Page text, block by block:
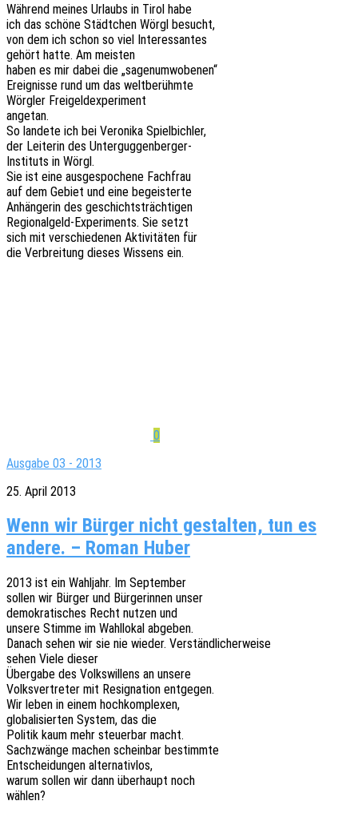
Während meines Urlaubs in Tirol habe
ich das schöne Städt­chen Wörgl besucht,
von dem ich schon so viel Interessantes
gehört hatte. Am meisten
haben es mir dabei die „sagen­um­wo­be­nen“
Ereig­nis­se rund um das weltberühmte
Wörg­ler Freigeldexperiment
angetan.
So lande­te ich bei Vero­ni­ka Spielbichler,
der Leite­rin des Unterguggenberger-
Insti­tuts in Wörgl.
Sie ist eine ausge­spo­che­ne Fachfrau
auf dem Gebiet und eine begeisterte
Anhän­ge­rin des geschichtsträchtigen
Regio­nal­geld-Expe­ri­ments. Sie setzt
sich mit verschie­de­nen Akti­vi­tä­ten für
die Verbrei­tung dieses Wissens ein.
0
Ausgabe 03 - 2013
25. April 2013
Wenn wir Bürger nicht gestalten, tun es
andere. – Roman Huber
2013 ist ein Wahl­jahr. Im September
sollen wir Bürger und Bürge­rin­nen unser
demo­kra­ti­sches Recht nutzen und
unsere Stimme im Wahl­lo­kal abgeben.
Danach sehen wir sie nie wieder. Verständlicherweise
sehen Viele dieser
Über­ga­be des Volks­wil­lens an unsere
Volks­ver­tre­ter mit Resi­gna­ti­on entgegen.
Wir leben in einem hochkomplexen,
globa­li­sier­ten System, das die
Poli­tik kaum mehr steu­er­bar macht.
Sach­zwän­ge machen schein­bar bestimmte
Entschei­dun­gen alternativlos,
warum sollen wir dann über­haupt noch
wählen?